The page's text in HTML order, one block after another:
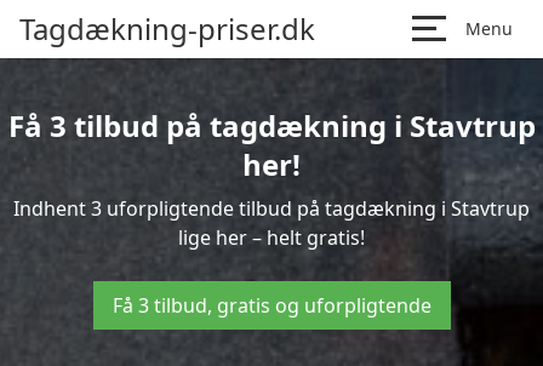
Tagdækning-priser.dk Menu
Få 3 tilbud på tagdækning i Stavtrup
her!
Indhent 3 uforpligtende tilbud på tagdækning i Stavtrup
lige her – helt gratis!
Få 3 tilbud, gratis og uforpligtende